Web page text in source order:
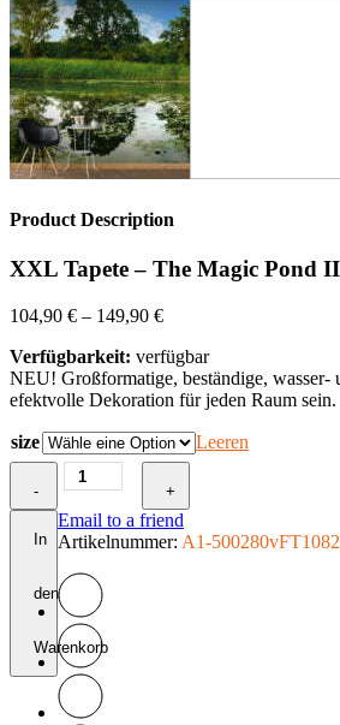
Product Description
XXL Tapete – The Magic Pond II
104,90 € – 149,90 €
Verfügbarkeit: verfügbar
NEU! Großformatige, beständige,
efektvolle Dekoration für jeden Raum sein.
size Leeren
-
XXL
Tapete
-
The
Pond
Menge
+
In
den
Warenkorb
Email to a friend
Artikelnummer: A1-